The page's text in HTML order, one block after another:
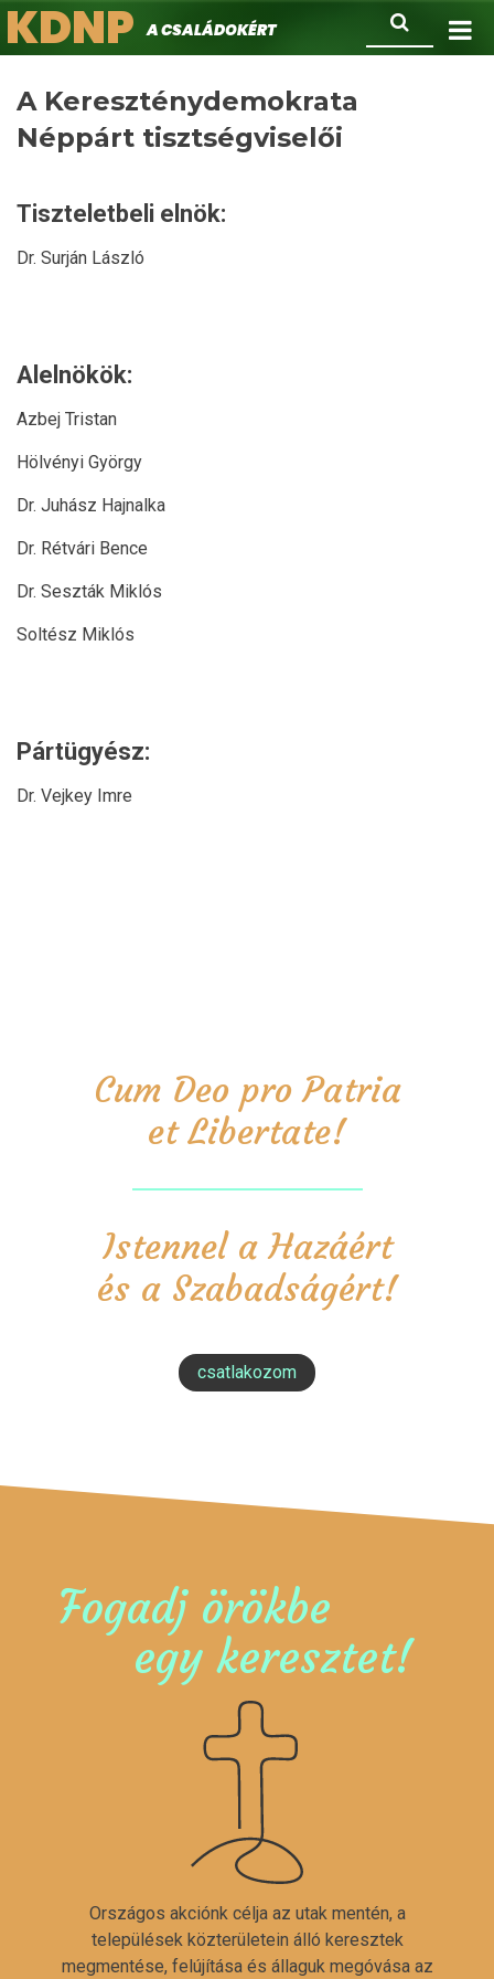
Ugrás
a
Keresés
KDNPA családokért.
A Kereszténydemokrata
Néppárt tisztségviselői
Tiszteletbeli elnök:
Dr. Surján László
Alelnökök:
Azbej Tristan
Hölvényi György
Dr. Juhász Hajnalka
Dr. Rétvári Bence
Dr. Seszták Miklós
Soltész Miklós
Pártügyész:
Dr. Vejkey Imre
Cum Deo pro Patria
et Libertate!
Istennel a Hazáért
és a Szabadságért!
csatlakozom
Fogadj örökbe
egy keresztet!
Országos akciónk célja az utak mentén, a
települések közterületein álló keresztek
megmentése, felújítása és állaguk megóvása az